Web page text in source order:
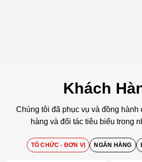
Khách
Chúng tôi đã phục vụ và đồng hành
hàng và đối tác tiêu biểu trong
TỔ CHỨC - ĐƠN VỊ NGÂN HÀNG